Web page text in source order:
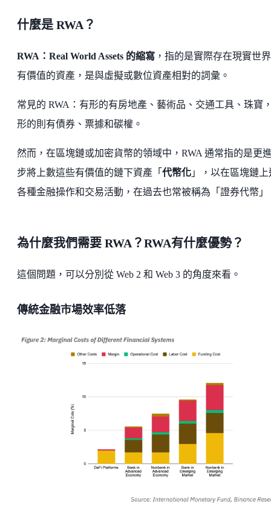
什麼是 RWA？
RWA：Real World Assets 的縮寫 ，指的是實際存在現實世
有價值的資產，是與虛擬或數位資產相對的詞彙。
常見的 RWA：有形的有房地產、藝術品、交通工具、珠寶
形的則有債券、票據和碳權。
然而，在區塊鏈或加密貨幣的領域中，RWA 通常指的是更
步將上數這些有價值的鏈下資產「 代幣化 」，以在區塊鏈上
各種金融操作和交易活動，在過去也常被稱為「證券代幣」
為什麼我們需要 RWA？RWA有什麼優勢？
這個問題，可以分別從 Web 2 和 Web 3 的角度來看。
傳統金融市場效率低落